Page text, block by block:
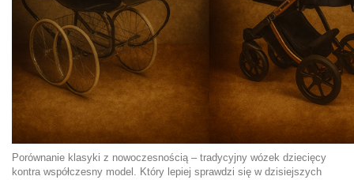
Porównanie klasyki z nowoczesnością – tradycyjny wózek dziecięcy
kontra współczesny model. Który lepiej sprawdzi się w dzisiejszych